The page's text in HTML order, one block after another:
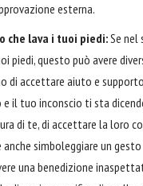
esterna.
che lava i tuoi piedi:Se nel
piedi, questo può avere
di accettare aiuto e
il tuo inconscio ti sta
di te, di accettare la loro
simboleggiare un
una benedizione